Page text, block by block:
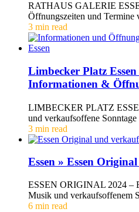
RATHAUS GALERIE
Öffnungszeiten und
3 min read
Limbecker Platz
Informationen &
LIMBECKER PLATZ
und verkaufsoffene
3 min read
Essen » Essen
ESSEN ORIGINAL 2024 –
Musik und verkaufsoffenem
6 min read